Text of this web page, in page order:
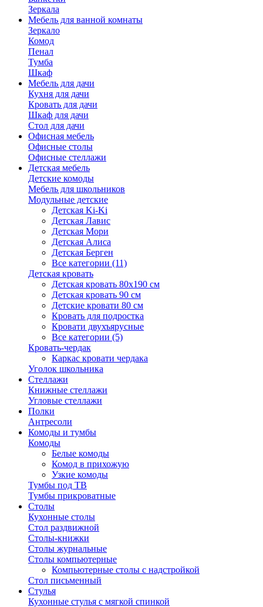
Зеркала
Мебель для ванной комнаты
Зеркало
Комод
Пенал
Тумба
Шкаф
Мебель для дачи
Кухня для дачи
Кровать для дачи
Шкаф для дачи
Стол для дачи
Офисная мебель
Офисные столы
Офисные стеллажи
Детская мебель
Детские комоды
Мебель для школьников
Модульные детские
Детская Ki-Ki
Детская Лавис
Детская Мори
Детская Алиса
Детская Берген
Все категории (11)
Детская кровать
Детская кровать 80х190 см
Детская кровать 90 см
Детские кровати 80 см
Кровать для подростка
Кровати двухъярусные
Все категории (5)
Кровать-чердак
Каркас кровати чердака
Уголок школьника
Стеллажи
Книжные стеллажи
Угловые стеллажи
Полки
Антресоли
Комоды и тумбы
Комоды
Белые комоды
Комод в прихожую
Узкие комоды
Тумбы под ТВ
Тумбы прикроватные
Столы
Кухонные столы
Стол раздвижной
Столы-книжки
Столы журнальные
Столы компьютерные
Компьютерные столы с надстройкой
Стол письменный
Стулья
Кухонные стулья с мягкой спинкой